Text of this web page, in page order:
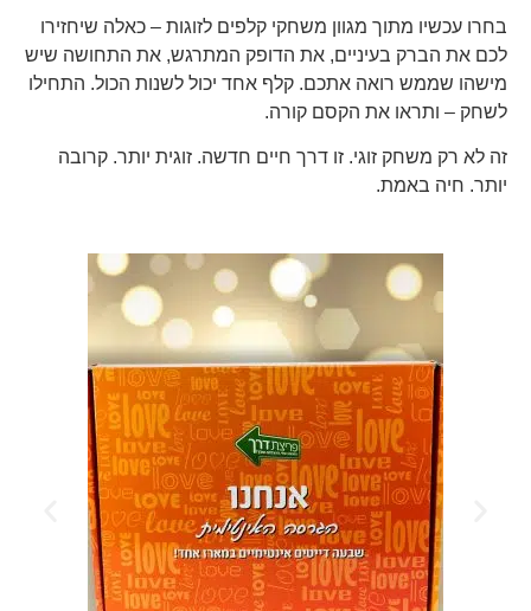
בחרו עכשיו מתוך מגוון משחקי קלפים לזוגות – כאלה שיחזירו
לכם את הברק בעיניים, את הדופק המתרגש, את התחושה שיש
מישהו שממש רואה אתכם. קלף אחד יכול לשנות הכול. התחילו
לשחק – ותראו את הקסם קורה.
זה לא רק משחק זוגי. זו דרך חיים חדשה. זוגית יותר. קרובה
יותר. חיה באמת.